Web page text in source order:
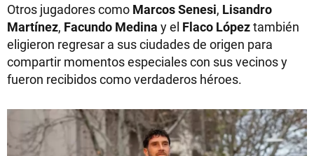
Otros jugadores como Marcos Senesi, Lisandro
Martínez, Facundo Medina y el Flaco Lópeztambién
eligieron regresar a sus ciudades de origen para
compartir momentos especiales con sus vecinos y
fueron recibidos como verdaderos héroes.